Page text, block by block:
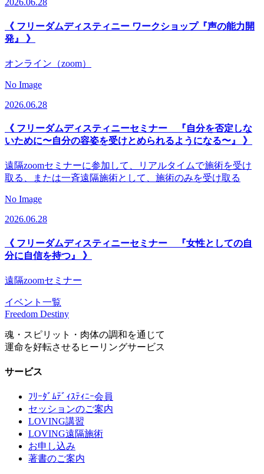
2026.06.28
《 フリーダムディスティニー ワークショップ『声の能力開
発』 》
オンライン（zoom）
No Image
2026.06.28
《 フリーダムディスティニーセミナー 『自分を否定しな
いために〜自分の容姿を受けとめられるようになる〜』 》
遠隔zoomセミナーに参加して、リアルタイムで施術を受け
取る、または一斉遠隔施術として、施術のみを受け取る
No Image
2026.06.28
《 フリーダムディスティニーセミナー 『女性としての自
分に自信を持つ』 》
遠隔zoomセミナー
イベント一覧
Freedom Destiny
魂・スピリット・肉体の調和を通じて
運命を好転させるヒーリングサービス
サービス
ﾌﾘｰﾀﾞﾑﾃﾞｨｽﾃｨﾆｰ会員
セッションのご案内
LOVING講習
LOVING遠隔施術
お申し込み
著書のご案内